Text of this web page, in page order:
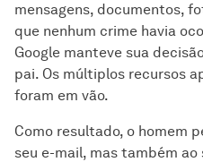
mensagens, documentos,
que nenhum crime havia
Google manteve sua
pai. Os múltiplos recursos
foram em vão.
Como resultado, o homem
seu e-mail, mas também